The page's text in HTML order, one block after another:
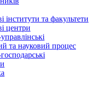
інститути та факультети
центри
та науковий процес